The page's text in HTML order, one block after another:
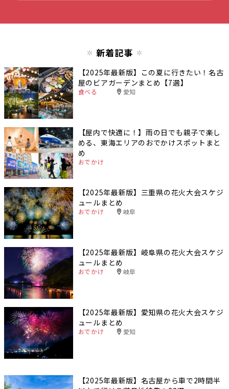
新着記事
【2025年最新版】この夏に行きたい！名古
屋のビアガーデンまとめ【7選】
食べる 愛知
【屋内で快適に！】雨の日でも親子で楽し
める、東海エリアのおでかけスポットまと
め
おでかけ
【2025年最新版】三重県の花火大会スケジ
ュールまとめ
おでかけ 岐阜
【2025年最新版】岐阜県の花火大会スケジ
ュールまとめ
おでかけ 岐阜
【2025年最新版】愛知県の花火大会スケジ
ュールまとめ
おでかけ 愛知
【2025年最新版】名古屋から車で2時間半